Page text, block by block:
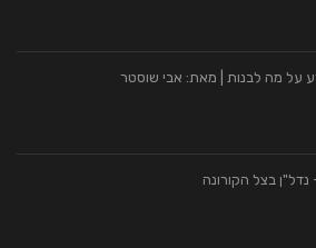
על מה לבנות | מאת: אבי שוסטר
נדל"ן בצל הקורונה